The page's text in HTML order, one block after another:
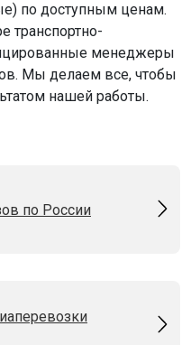
по доступным ценам.
транспортно-
менеджеры
Мы делаем все, чтобы
нашей работы.
по России